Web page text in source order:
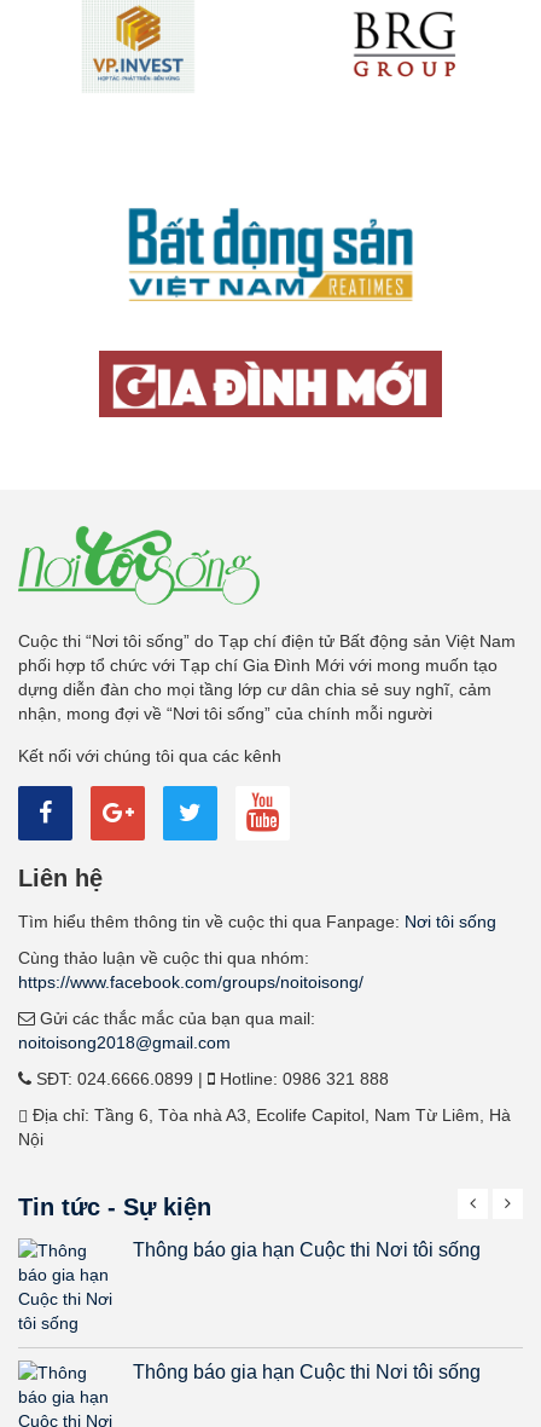
Cuộc thi “Nơi tôi sống” do Tạp chí điện tử Bất động sản Việt Nam
phối hợp tổ chức với Tạp chí Gia Đình Mới với mong muốn tạo
dựng diễn đàn cho mọi tầng lớp cư dân chia sẻ suy nghĩ, cảm
nhận, mong đợi về “Nơi tôi sống” của chính mỗi người
Kết nối với chúng tôi qua các kênh
Liên hệ
Tìm hiểu thêm thông tin về cuộc thi qua Fanpage: Nơi tôi sống
Cùng thảo luận về cuộc thi qua nhóm:
https://www.facebook.com/groups/noitoisong/
Gửi các thắc mắc của bạn qua mail:
noitoisong2018@gmail.com
SĐT: 024.6666.0899 |
Hotline: 0986 321 888
Địa chỉ: Tầng 6, Tòa nhà A3, Ecolife Capitol, Nam Từ Liêm, Hà
Nội
Tin tức - Sự kiện
Thông báo gia hạn Cuộc thi Nơi tôi sống
Thông báo gia hạn Cuộc thi Nơi tôi sống